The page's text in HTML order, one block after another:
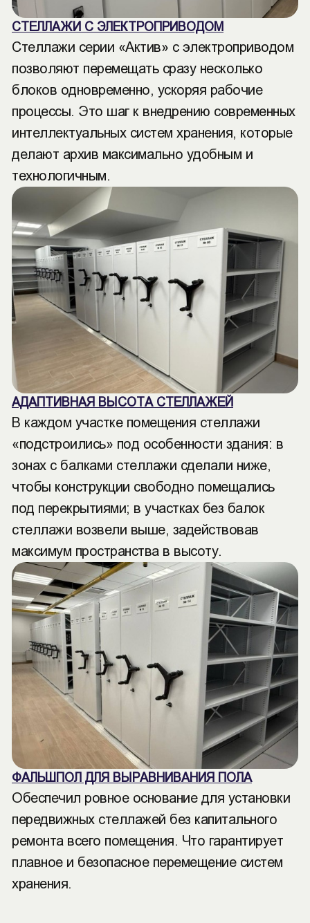
СТЕЛЛАЖИ С ЭЛЕКТРОПРИВОДОМ
Стеллажи серии «Актив» с электроприводом
позволяют перемещать сразу несколько
блоков одновременно, ускоряя рабочие
процессы. Это шаг к внедрению современных
интеллектуальных систем хранения, которые
делают архив максимально удобным и
технологичным.
АДАПТИВНАЯ ВЫСОТА СТЕЛЛАЖЕЙ
В каждом участке помещения стеллажи
«подстроились» под особенности здания: в
зонах с балками стеллажи сделали ниже,
чтобы конструкции свободно помещались
под перекрытиями; в участках без балок
стеллажи возвели выше, задействовав
максимум пространства в высоту.
ФАЛЬШПОЛ ДЛЯ ВЫРАВНИВАНИЯ ПОЛА
Обеспечил ровное основание для установки
передвижных стеллажей без капитального
ремонта всего помещения. Что гарантирует
плавное и безопасное перемещение систем
хранения.